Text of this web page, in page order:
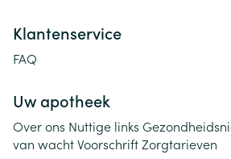
Klantenservice
FAQ
Uw apotheek
Over ons Nuttige links
van wachtVoorschriftZorgtarieven